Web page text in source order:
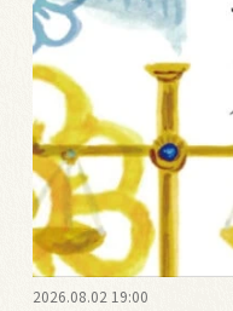
2026.08.02 19:00